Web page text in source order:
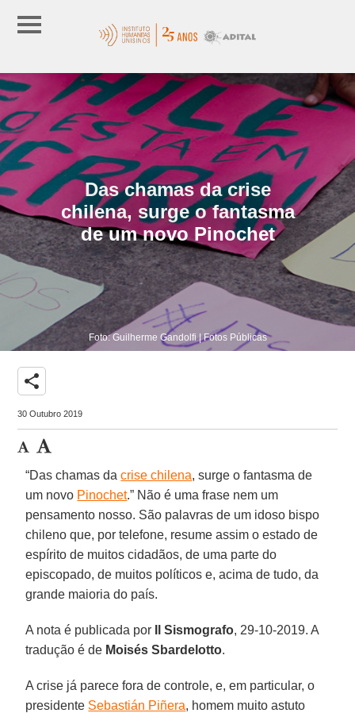
Das chamas da crise
chilena, surge o fantasma
de um novo Pinochet
Foto: Guilherme Gandolfi | Fotos Públicas
share
30 Outubro 2019
“Das chamas dacrise chilena, surge o fantasma de
um novo Pinochet.” Não é uma frase nem um
pensamento nosso. São palavras de um idoso bispo
chileno que, por telefone, resume assim o estado de
espírito de muitos cidadãos, de uma parte do
episcopado, de muitos políticos e, acima de tudo, da
grande maioria do país.
A nota é publicada por Il Sismografo, 29-10-2019. A
tradução é de Moisés Sbardelotto.
A crise já parece fora de controle, e, em particular, o
presidente Sebastián Piñera, homem muito astuto